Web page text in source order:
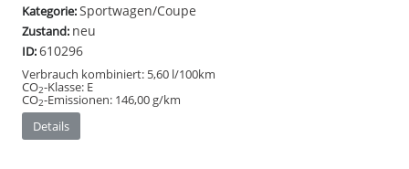
Kategorie:Sportwagen/Coupe
Zustand: neu
ID:610296
Verbrauch kombiniert: 5,60 l/100km
CO2-Klasse: E
CO2-Emissionen: 146,00 g/km
Details